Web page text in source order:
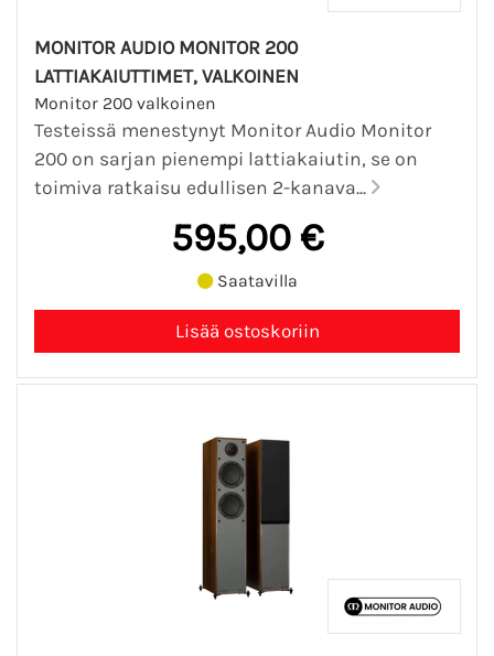
MONITOR AUDIO MONITOR 200
LATTIAKAIUTTIMET, VALKOINEN
Monitor 200 valkoinen
Testeissä menestynyt Monitor Audio Monitor
200 on sarjan pienempi lattiakaiutin, se on
toimiva ratkaisu edullisen 2-kanava...
595,00 €
Saatavilla